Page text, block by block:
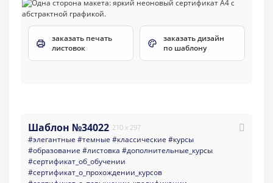
заказать печать
листовок
заказать дизайн
по шаблону
Шаблон №34022 210 x 297
#элегантные #темные #классические #курсы
#образование #листовка #дополнительные_курсы
#сертификат_об_обучении
#сертификат_о_прохождении_курсов